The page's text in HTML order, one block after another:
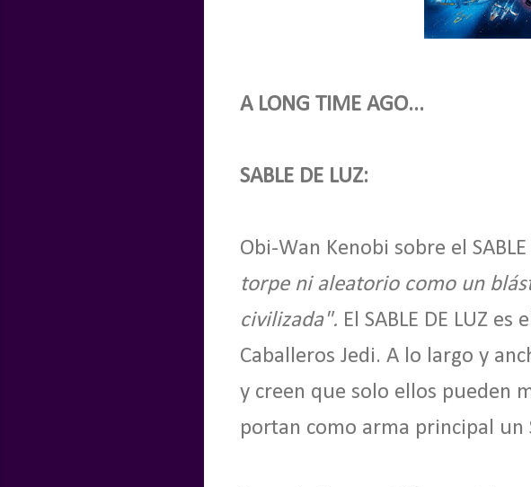
A LONG TIME AGO...
SABLE DE LUZ:
Obi-Wan Kenobi sobre el SABLE
torpe ni aleatorio como un
civilizada". El SABLE DE LUZ es
Caballeros Jedi. A lo largo y
y creen que solo ellos pueden
portan como arma principal un